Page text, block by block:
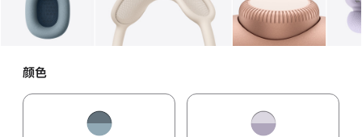
图库 1 图库 图像 图库 图像
颜色